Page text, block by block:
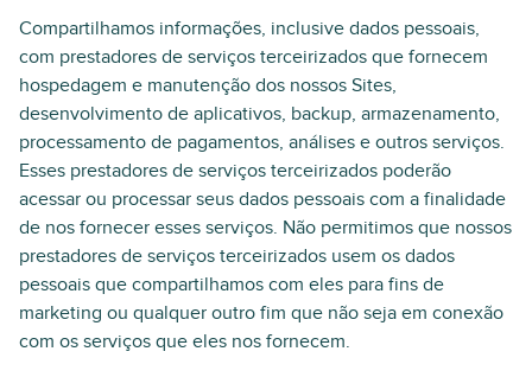
Compartilhamos informações, inclusive dados pessoais,
com prestadores de serviços terceirizados que fornecem
hospedagem e manutenção dos nossos Sites,
desenvolvimento de aplicativos, backup, armazenamento,
processamento de pagamentos, análises e outros serviços.
Esses prestadores de serviços terceirizados poderão
acessar ou processar seus dados pessoais com a finalidade
de nos fornecer esses serviços. Não permitimos que nossos
prestadores de serviços terceirizados usem os dados
pessoais que compartilhamos com eles para fins de
marketing ou qualquer outro fim que não seja em conexão
com os serviços que eles nos fornecem.